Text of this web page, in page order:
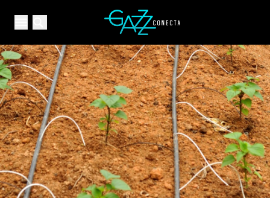
Open main menuYour Company